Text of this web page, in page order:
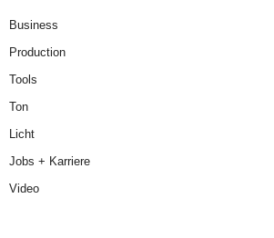
Business
Production
Tools
Ton
Licht
Jobs + Karriere
Video